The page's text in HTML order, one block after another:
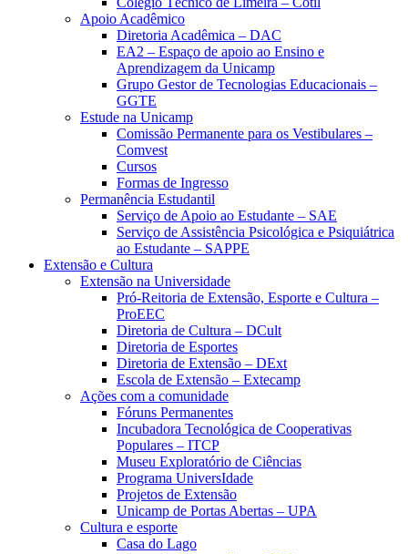
Apoio Acadêmico
Diretoria Acadêmica – DAC
EA2 – Espaço de apoio ao Ensino e
Aprendizagem da Unicamp
Grupo Gestor de Tecnologias Educacionais –
GGTE
Estude na Unicamp
Comissão Permanente para os Vestibulares –
Comvest
Cursos
Formas de Ingresso
Permanência Estudantil
Serviço de Apoio ao Estudante – SAE
Serviço de Assistência Psicológica e Psiquiátrica
ao Estudante – SAPPE
Extensão e Cultura
Extensão na Universidade
Pró-Reitoria de Extensão, Esporte e Cultura –
ProEEC
Diretoria de Cultura – DCult
Diretoria de Esportes
Diretoria de Extensão – DExt
Escola de Extensão – Extecamp
Ações com a comunidade
Fóruns Permanentes
Incubadora Tecnológica de Cooperativas
Populares – ITCP
Museu Exploratório de Ciências
Programa UniversIdade
Projetos de Extensão
Unicamp de Portas Abertas – UPA
Cultura e esporte
Casa do Lago